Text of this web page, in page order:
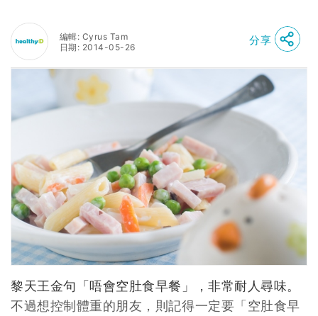
編輯: Cyrus Tam
日期: 2014-05-26
分享
黎天王金句「唔會空肚食早餐」，非常耐人尋味。
不過想控制體重的朋友，則記得一定要「空肚食早